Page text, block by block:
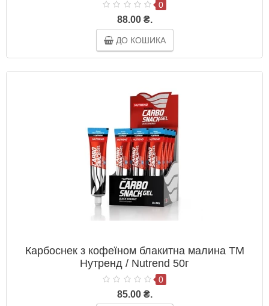
0
88.00 ₴.
ДО КОШИКА
Карбоснек з кофеїном блакитна малина ТМ
Нутренд / Nutrend 50г
0
85.00 ₴.